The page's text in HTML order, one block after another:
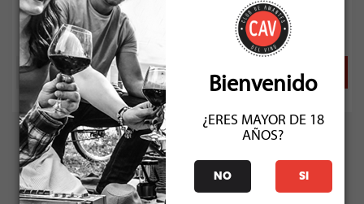
Bienvenido
¿ERES MAYOR DE 18
AÑOS?
NO SI